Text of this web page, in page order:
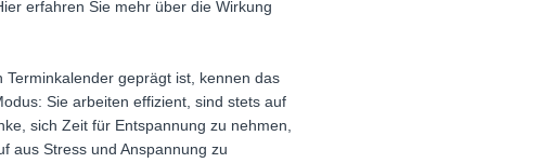
erfahren Sie mehr über die Wirkung
geprägt ist, kennen das
Sie arbeiten effizient, sind stets auf
sich Zeit für Entspannung zu nehmen,
aus Stress und Anspannung zu